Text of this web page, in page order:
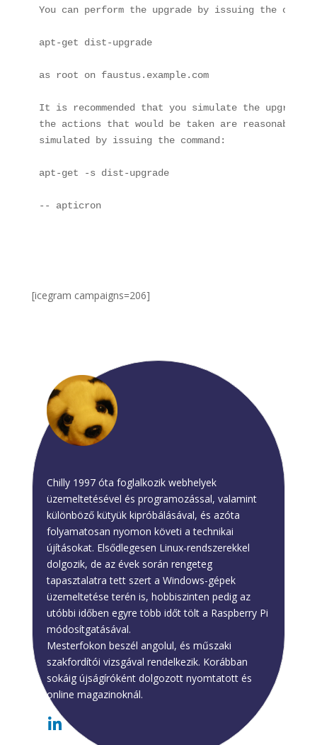
You can perform the upgrade by issuing the
apt-get dist-upgrade
as root on faustus.example.com
It is recommended that you simulate the
the actions that would be taken are reasonable.
simulated by issuing the command:
apt-get -s dist-upgrade
-- apticron
[icegram campaigns=206]
Chilly 1997 óta foglalkozik webhelyek
üzemeltetésével és programozással, valamint
különböző kütyük kipróbálásával, és azóta
folyamatosan nyomon követi a technikai
újításokat. Elsődlegesen Linux-rendszerekkel
dolgozik, de az évek során rengeteg
tapasztalatra tett szert a Windows-gépek
üzemeltetése terén is, hobbiszinten pedig az
utóbbi időben egyre több időt tölt a Raspberry Pi
módosítgatásával.
Mesterfokon beszél angolul, és műszaki
szakfordítói vizsgával rendelkezik. Korábban
sokáig újságíróként dolgozott nyomtatott és
online magazinoknál.